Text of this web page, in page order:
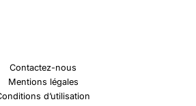
Contactez-nous
Mentions légales
d’utilisation